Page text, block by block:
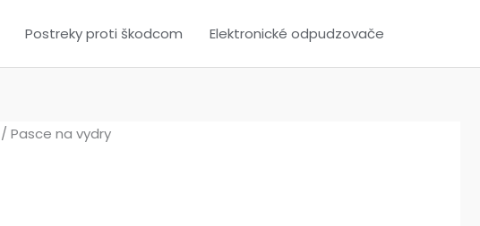
Postreky proti škodcom Elektronické odpudzovače
/ Pasce na vydry